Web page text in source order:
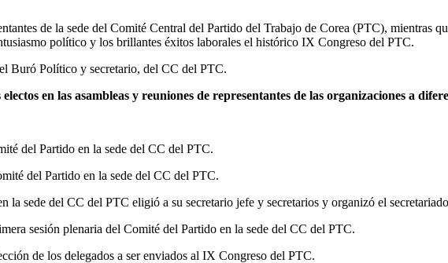
de la sede del Comité Central del Partido del Trabajo de Corea (PTC), mientras
político y los brillantes éxitos laborales el histórico IX Congreso del PTC.
Buró Político y secretario, del CC del PTC.
en las asambleas y reuniones de representantes de las organizaciones a
del Partido en la sede del CC del PTC.
del Partido en la sede del CC del PTC.
la sede del CC del PTC eligió a su secretario jefe y secretarios y organizó el
sesión plenaria del Comité del Partido en la sede del CC del PTC.
de los delegados a ser enviados al IX Congreso del PTC.